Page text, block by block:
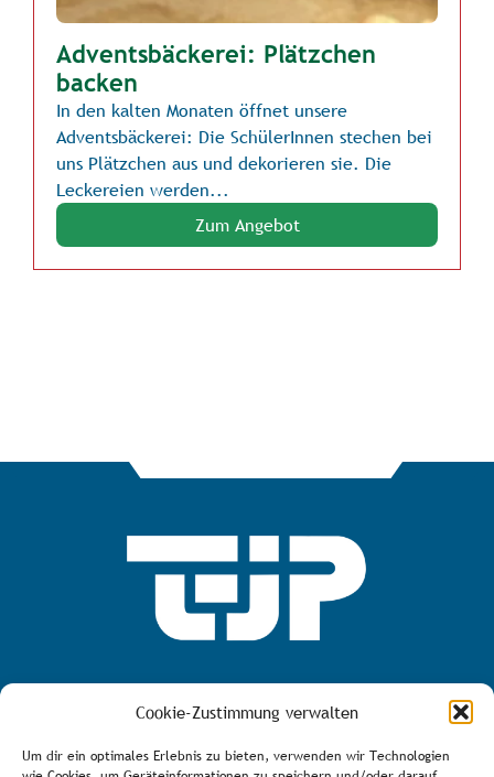
Cookie-Zustimmung verwalten
Um dir ein optimales Erlebnis zu bieten, verwenden wir Technologien
Adventsbäckerei: Plätzchen
backen
In den kalten Monaten öffnet unsere
Adventsbäckerei: Die SchülerInnen stechen bei
uns Plätzchen aus und dekorieren sie. Die
Leckereien werden...
Zum Angebot
MEHR ÜBER DEN TJP E.V.